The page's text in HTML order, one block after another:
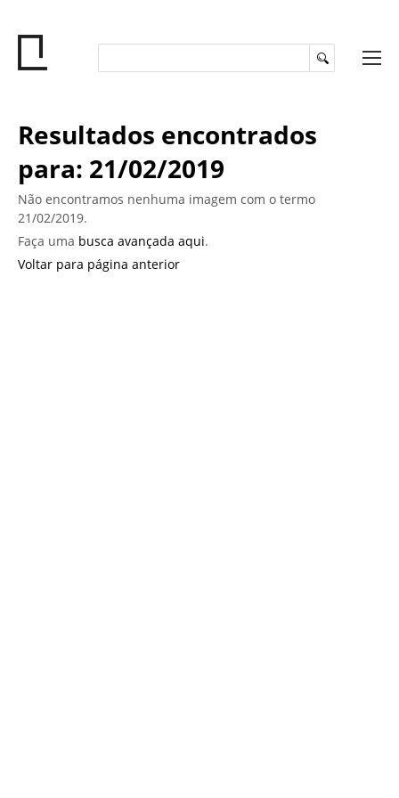
Resultados encontrados
para: 21/02/2019
Não encontramos nenhuma imagem com o termo
21/02/2019.
Faça uma busca avançada aqui.
Voltar para página anterior